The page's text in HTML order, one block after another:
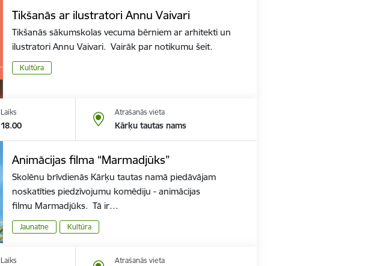
Tikšanās ar ilustratori Annu Vaivari
Tikšanās sākumskolas vecuma bērniem ar arhitekti un
ilustratori Annu Vaivari. Vairāk par notikumu šeit.
Kultūra
Laiks
18.00
Atrašanās vieta
Kārķu tautas nams
Animācijas filma “Marmadjūks”
Skolēnu brīvdienās Kārķu tautas namā piedāvājam
noskatīties piedzīvojumu komēdiju - animācijas
filmu Marmadjūks. Tā ir…
Jaunatne Kultūra
Laiks Atrašanās vieta